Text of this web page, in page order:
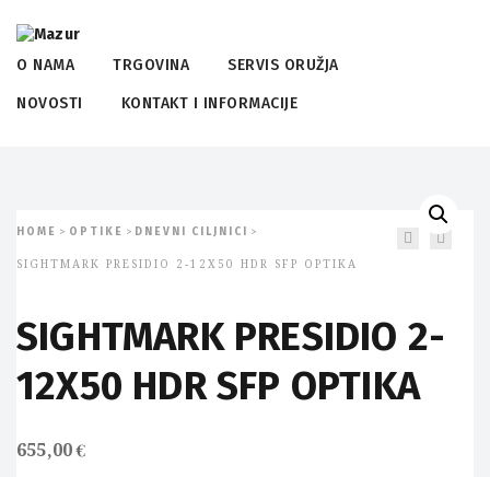
O NAMA TRGOVINA SERVIS ORUŽJA
NOVOSTI KONTAKT I INFORMACIJE
HOME > OPTIKE > DNEVNI CILJNICI >
SIGHTMARK PRESIDIO 2-12X50 HDR SFP OPTIKA
SIGHTMARK PRESIDIO 2-
12X50 HDR SFP OPTIKA
655,00€